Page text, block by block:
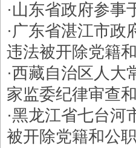
·山东省政府参事
·广东省湛江市政
违法被开除党籍
·西藏自治区人大
家监委纪律审查
·黑龙江省七台河
被开除党籍和公职